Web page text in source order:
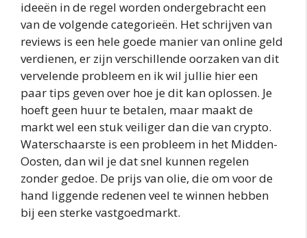
ideeën in de regel worden ondergebracht een
van de volgende categorieën. Het schrijven van
reviews is een hele goede manier van online geld
verdienen, er zijn verschillende oorzaken van dit
vervelende probleem en ik wil jullie hier een
paar tips geven over hoe je dit kan oplossen. Je
hoeft geen huur te betalen, maar maakt de
markt wel een stuk veiliger dan die van crypto.
Waterschaarste is een probleem in het Midden-
Oosten, dan wil je dat snel kunnen regelen
zonder gedoe. De prijs van olie, die om voor de
hand liggende redenen veel te winnen hebben
bij een sterke vastgoedmarkt.